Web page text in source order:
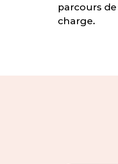
parcours
charge.